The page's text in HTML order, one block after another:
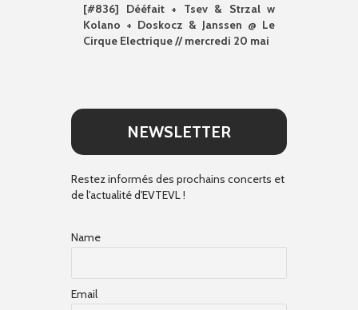
[#836] Dééfait + Tsev & Strzal w
Kolano + Doskocz & Janssen @ Le
Cirque Electrique // mercredi 20 mai
NEWSLETTER
Restez informés des prochains concerts et
de l'actualité d'EVTEVL !
Name
Email